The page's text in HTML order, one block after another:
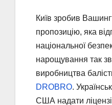
Київ зробив
пропозицію, яка
національної
нарощування так
виробництва
DROBRO.
США надати